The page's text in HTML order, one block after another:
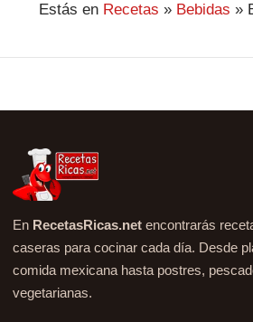
Estás en Recetas » Bebidas »
En RecetasRicas.net encontrarás
caseras para cocinar cada día. Desde
comida mexicana hasta postres,
vegetarianas.